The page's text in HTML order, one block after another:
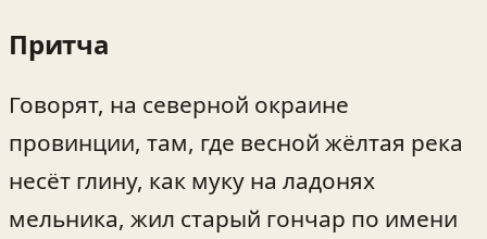
Притча
Говорят, на северной окраине
провинции, там, где весной жёлтая река
несёт глину, как муку на ладонях
мельника, жил старый гончар по имени